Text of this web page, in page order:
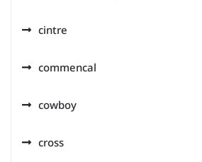
cintre
commencal
cowboy
cross